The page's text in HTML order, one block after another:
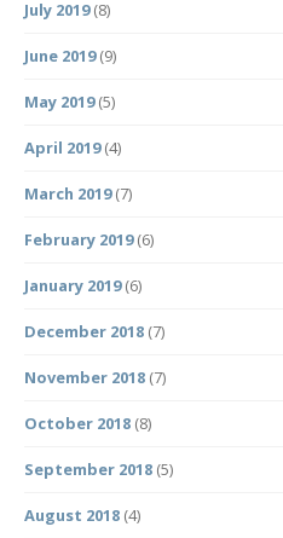
July 2019(8)
June 2019(9)
May 2019(5)
April 2019(4)
March 2019(7)
February 2019(6)
January 2019(6)
December 2018 (7)
November 2018 (7)
October 2018 (8)
September 2018 (5)
August 2018 (4)